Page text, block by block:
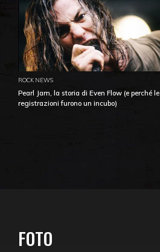
ROCK NEWS
Pearl Jam, la storia di Even Flow (e perché le
registrazioni furono un incubo)
FOTO